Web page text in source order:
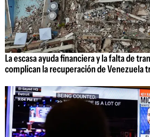
La escasa ayuda financiera y la falta de
complican la recuperación de Venezuela